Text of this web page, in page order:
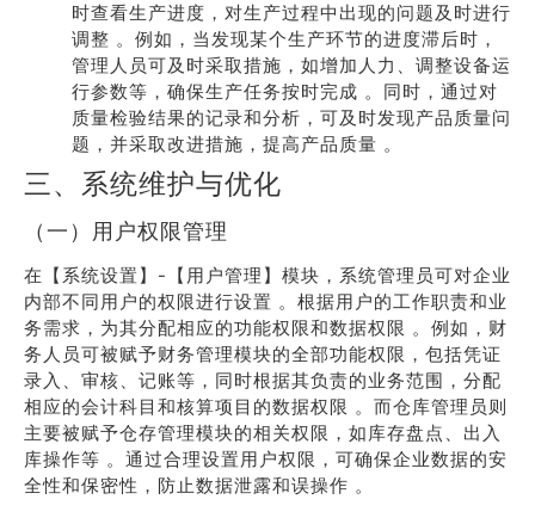
时查看生产进度，对生产过程中出现的问题及时进行
调整 。例如，当发现某个生产环节的进度滞后时，
管理人员可及时采取措施，如增加人力、调整设备运
行参数等，确保生产任务按时完成 。同时，通过对
质量检验结果的记录和分析，可及时发现产品质量问
题，并采取改进措施，提高产品质量 。
三、系统维护与优化
（一）用户权限管理
在【系统设置】-【用户管理】模块，系统管理员可对企业
内部不同用户的权限进行设置 。根据用户的工作职责和业
务需求，为其分配相应的功能权限和数据权限 。例如，财
务人员可被赋予财务管理模块的全部功能权限，包括凭证
录入、审核、记账等，同时根据其负责的业务范围，分配
相应的会计科目和核算项目的数据权限 。而仓库管理员则
主要被赋予仓存管理模块的相关权限，如库存盘点、出入
库操作等 。通过合理设置用户权限，可确保企业数据的安
全性和保密性，防止数据泄露和误操作 。